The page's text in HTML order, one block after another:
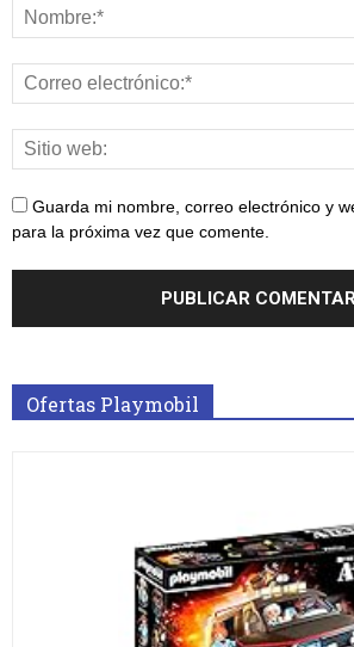
Guarda mi nombre, correo electrónico y
para la próxima vez que comente.
Ofertas Playmobil